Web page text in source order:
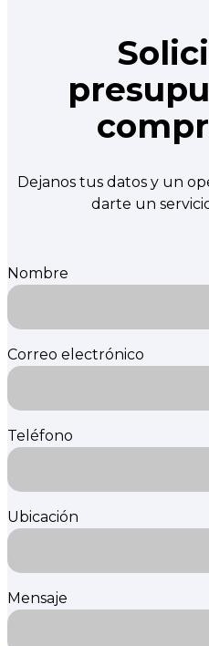
Dejanos tus datos y un
darte un
Nombre
Correo electrónico
Teléfono
Ubicación
Mensaje